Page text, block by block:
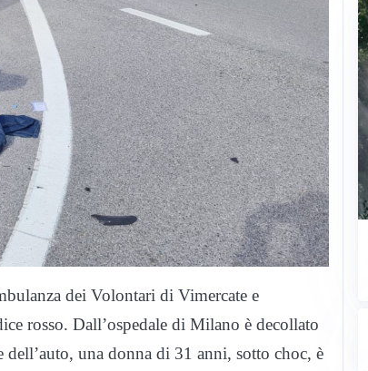
dei Volontari di Vimercate e
rosso. Dall’ospedale di Milano è decollato
dell’auto, una donna di 31 anni, sotto choc, è